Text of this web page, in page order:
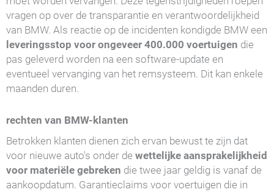
vragen op over de transparantie en verantwoordelijkheid
van BMW. Als reactie op de incidenten kondigde BMW een
leveringsstop voor ongeveer 400.000 voertuigen die
pas geleverd worden na een software-update en
eventueel vervanging van het remsysteem. Dit kan enkele
maanden duren.
rechten van BMW-klanten
Betrokken klanten dienen zich ervan bewust te zijn dat
voor nieuwe auto's onder de wettelijke aansprakelijkheid
voor materiële gebreken die twee jaar geldig is vanaf de
aankoopdatum. Garantieclaims voor voertuigen die in